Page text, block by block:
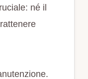
né il